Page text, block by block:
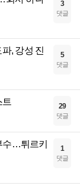
3
댓글
, 강성 진
5
댓글
트 29
댓글
수…튀르키
1
댓글